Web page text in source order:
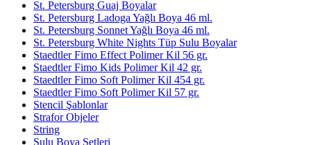
St. Petersburg Guaj Boyalar
St. Petersburg Ladoga Yağlı Boya 46 ml.
St. Petersburg Sonnet Yağlı Boya 46 ml.
St. Petersburg White Nights Tüp Sulu Boyalar
Staedtler Fimo Effect Polimer Kil 56 gr.
Staedtler Fimo Kids Polimer Kil 42 gr.
Staedtler Fimo Soft Polimer Kil 454 gr.
Staedtler Fimo Soft Polimer Kil 57 gr.
Stencil Şablonlar
Strafor Objeler
String
Sulu Boya Setleri